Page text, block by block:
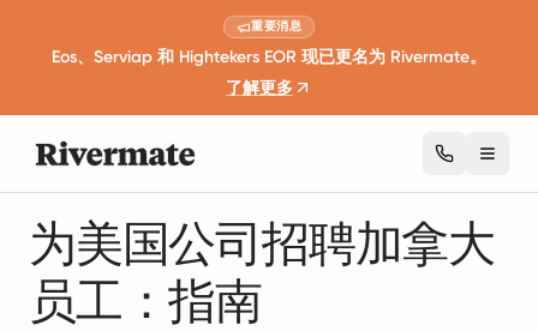
重要消息
Eos、Serviap 和 Hightekers EOR 现已更名为 Rivermate。
了解更多
为美国公司招聘加拿大
员工：指南